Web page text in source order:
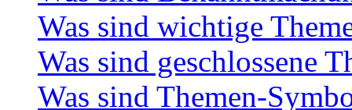
Was sind wichtige
Was sind geschlossene
Was sind Themen-